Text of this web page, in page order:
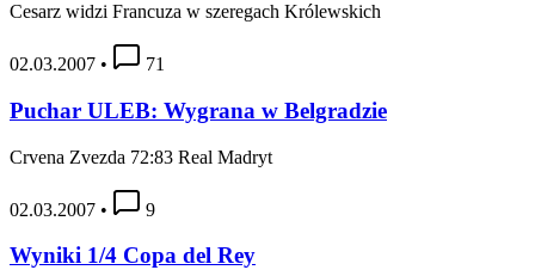
Cesarz widzi Francuza w szeregach Królewskich
02.03.2007 • 71
Puchar ULEB: Wygrana w Belgradzie
Crvena Zvezda 72:83 Real Madryt
02.03.2007 • 9
Wyniki 1/4 Copa del Rey